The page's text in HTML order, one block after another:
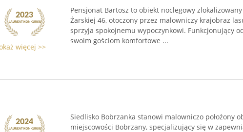
więcej >>
Pensjonat Bartosz to obiekt noclegowy
Żarskiej 46, otoczony przez malowniczy krajobraz
sprzyja spokojnemu wypoczynkowi. Funkcjonujący
swoim gościom komfortowe ...
Siedlisko Bobrzanka stanowi malowniczo położony
miejscowości Bobrzany, specjalizujący się w